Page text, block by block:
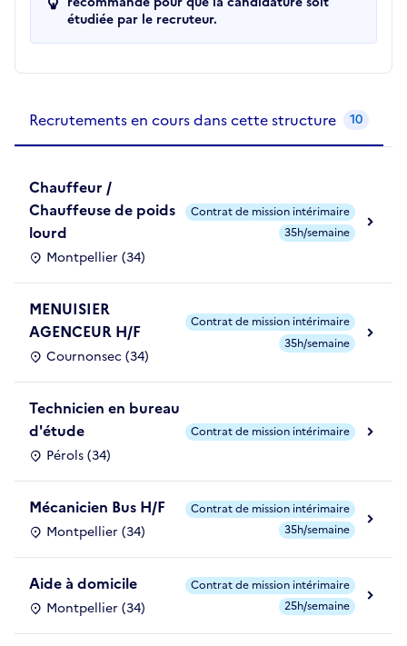
étudiée par le recruteur.
Recrutements en cours dans cette structure 10
Chauffeur /
Chauffeuse de poids
lourd
Montpellier (34)
Contrat de mission intérimaire
35h/semaine
MENUISIER
AGENCEUR H/F
Cournonsec (34)
Contrat de mission intérimaire
35h/semaine
Technicien en bureau
d'étude
Pérols (34)
Contrat de mission intérimaire
Mécanicien Bus H/F
Montpellier (34)
Contrat de mission intérimaire
35h/semaine
Aide à domicile
Montpellier (34)
Contrat de mission intérimaire
25h/semaine